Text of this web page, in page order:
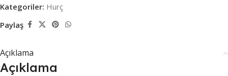
Kategoriler: Hurç
Paylaş
Açıklama
Açıklama